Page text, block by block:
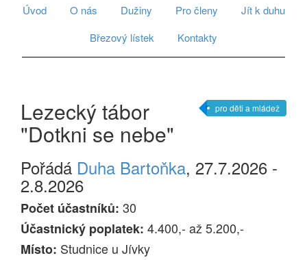
Úvod
O nás Dužiny Pro členy
Jít k duhu
Březový lístek
Kontakty
pro děti a mládež
Lezecký tábor
"Dotkni se nebe"
Pořádá Duha Bartoňka, 27.7.2026 -
2.8.2026
Počet účastníků: 30
Účastnický poplatek: 4.400,- až 5.200,-
Místo: Studnice u Jívky